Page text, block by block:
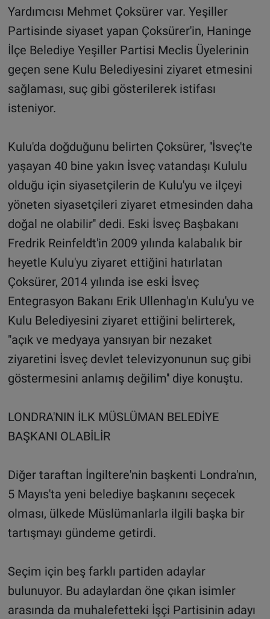
Yardımcısı Mehmet Çoksürer var. Yeşiller
Partisinde siyaset yapan Çoksürer'in, Haninge
İlçe Belediye Yeşiller Partisi Meclis Üyelerinin
geçen sene Kulu Belediyesini ziyaret etmesini
sağlaması, suç gibi gösterilerek istifası
isteniyor.
Kulu'da doğduğunu belirten Çoksürer, ''İsveç'te
yaşayan 40 bine yakın İsveç vatandaşı Kululu
olduğu için siyasetçilerin de Kulu'yu ve ilçeyi
yöneten siyasetçileri ziyaret etmesinden daha
doğal ne olabilir'' dedi. Eski İsveç Başbakanı
Fredrik Reinfeldt'in 2009 yılında kalabalık bir
heyetle Kulu'yu ziyaret ettiğini hatırlatan
Çoksürer, 2014 yılında ise eski İsveç
Entegrasyon Bakanı Erik Ullenhag'ın Kulu'yu ve
Kulu Belediyesini ziyaret ettiğini belirterek,
"açık ve medyaya yansıyan bir nezaket
ziyaretini İsveç devlet televizyonunun suç gibi
göstermesini anlamış değilim'' diye konuştu.
LONDRA'NIN İLK MÜSLÜMAN BELEDİYE
BAŞKANI OLABİLİR
Diğer taraftan İngiltere'nin başkenti Londra'nın,
5 Mayıs'ta yeni belediye başkanını seçecek
olması, ülkede Müslümanlarla ilgili başka bir
tartışmayı gündeme getirdi.
Seçim için beş farklı partiden adaylar
bulunuyor. Bu adaylardan öne çıkan isimler
arasında da muhalefetteki İşçi Partisinin adayı